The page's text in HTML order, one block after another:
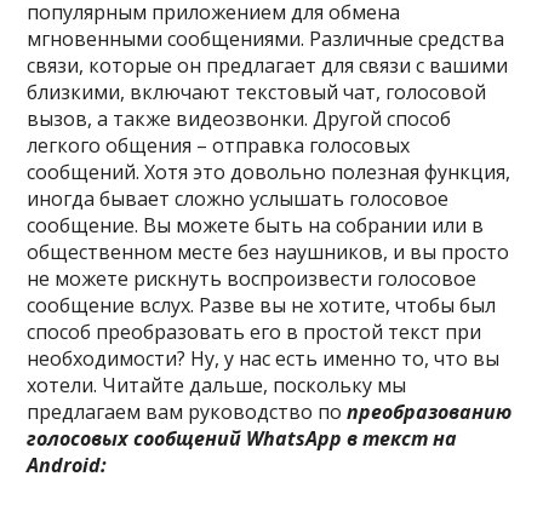
популярным приложением для обмена
мгновенными сообщениями. Различные средства
связи, которые он предлагает для связи с вашими
близкими, включают текстовый чат, голосовой
вызов, а также видеозвонки. Другой способ
легкого общения – отправка голосовых
сообщений. Хотя это довольно полезная функция,
иногда бывает сложно услышать голосовое
сообщение. Вы можете быть на собрании или в
общественном месте без наушников, и вы просто
не можете рискнуть воспроизвести голосовое
сообщение вслух. Разве вы не хотите, чтобы был
способ преобразовать его в простой текст при
необходимости? Ну, у нас есть именно то, что вы
хотели. Читайте дальше, поскольку мы
предлагаем вам руководство попреобразованию
голосовых сообщений WhatsApp в текст на
Android: